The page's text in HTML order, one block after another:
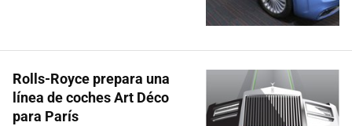
Rolls-Royce prepara una
línea de coches Art Déco
para París